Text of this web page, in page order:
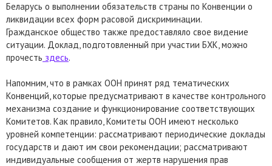
Беларусь о выполнении обязательств страны по Конвенции о
ликвидации всех форм расовой дискриминации.
Гражданское общество также предоставляло свое видение
ситуации. Доклад, подготовленный при участии БХК, можно
прочесть здесь.
Напомним, что в рамках ООН принят ряд тематических
Конвенций, которые предусматривают в качестве контрольного
механизма создание и функционирование соответствующих
Комитетов. Как правило, Комитеты ООН имеют несколько
уровней компетенции: рассматривают периодические доклады
государств и дают им свои рекомендации; рассматривают
индивидуальные сообщения от жертв нарушения прав